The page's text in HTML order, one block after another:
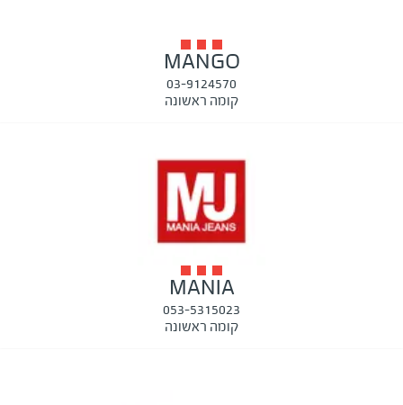
MANGO
03-9124570
קומה ראשונה
MANIA
053-5315023
קומה ראשונה